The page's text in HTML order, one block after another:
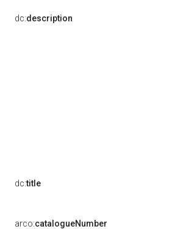
dc:description
dc:title
arco:catalogueNumber